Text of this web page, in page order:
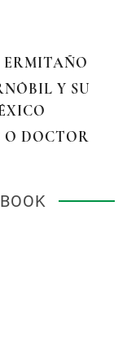
Y SU
O DOCTOR